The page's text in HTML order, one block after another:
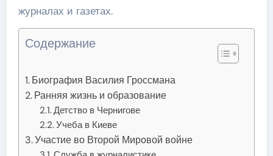
журналах и газетах.
Содержание
Биография Василия Гроссмана
Ранняя жизнь и образование
Детство в Чернигове
Учеба в Киеве
Участие во Второй Мировой войне